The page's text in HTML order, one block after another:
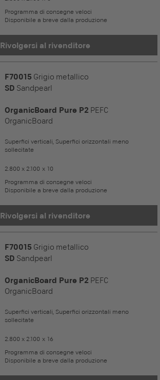
Programma di consegne veloci
Disponibile a breve dalla produzione
Rivolgersi al rivenditore
F70015 Grigio metallico
SD Sandpearl
OrganicBoard Pure P2 PEFC
OrganicBoard
Superfici verticali, Superfici orizzontali meno
sollecitate
2.800 x 2.100 x 10
Programma di consegne veloci
Disponibile a breve dalla produzione
Rivolgersi al rivenditore
F70015 Grigio metallico
SD Sandpearl
OrganicBoard Pure P2 PEFC
OrganicBoard
Superfici verticali, Superfici orizzontali meno
sollecitate
2.800 x 2.100 x 16
Programma di consegne veloci
Disponibile a breve dalla produzione